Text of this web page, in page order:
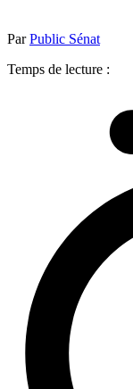
ParPublic Sénat
Temps de lecture :